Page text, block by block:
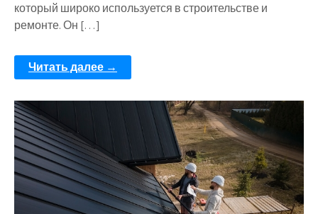
который широко используется в строительстве и
ремонте. Он […]
Читать далее →